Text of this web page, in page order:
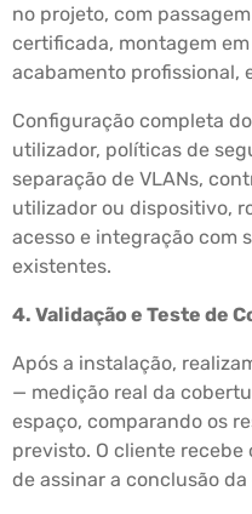
no projeto, com
certificada, montagem
acabamento profissional,
Configuração completa
utilizador, políticas de
separação de VLANs,
utilizador ou dispositivo,
acesso e integração com
existentes.
4. Validação e Teste de
Após a instalação,
— medição real da
espaço, comparando os
previsto. O cliente
de assinar a conclusão da